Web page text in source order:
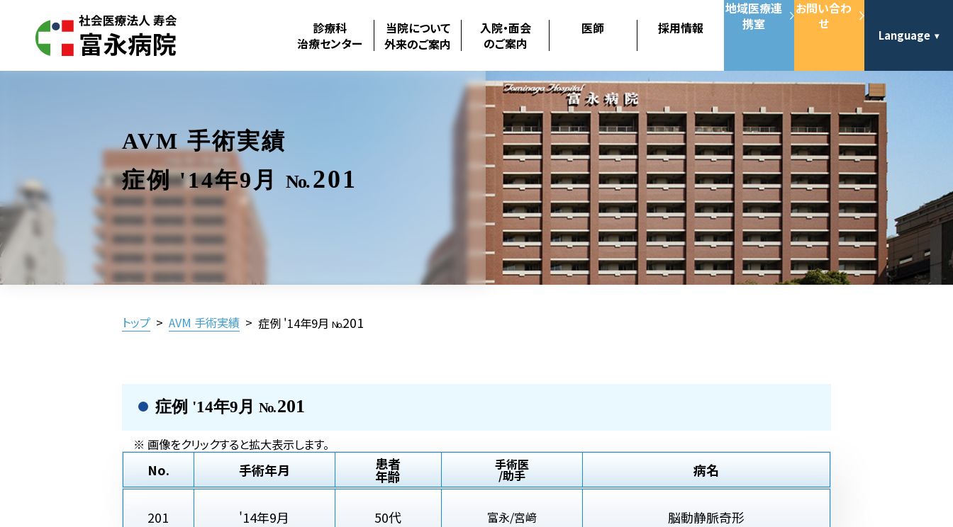
診療科
治療センター
当院について
外来のご案内
入院・面会
のご案内
医師 採用情報
地域医療連
携室
お問い合わ
せ
Language
AVM 手術実績
症例 '14年9月
No.201
トップ > AVM 手術実績 > 症例 '14年9月No.201
症例 '14年9月 No.201
※ 画像をクリックすると拡大表示します。
No. 手術年月 患者
年齢
手術医
/助手 病名
201 '14年9月 50代 富永/宮﨑 脳動静脈奇形